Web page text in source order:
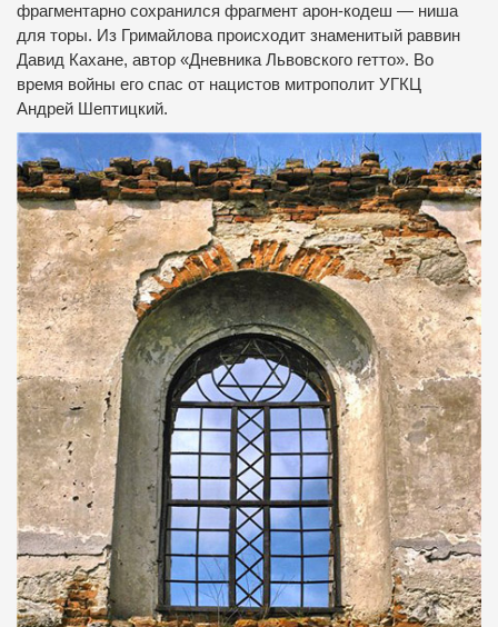
фрагментарно сохранился фрагмент арон-кодеш — ниша
для торы. Из Гримайлова происходит знаменитый раввин
Давид Кахане, автор «Дневника Львовского гетто». Во
время войны его спас от нацистов митрополит УГКЦ
Андрей Шептицкий.